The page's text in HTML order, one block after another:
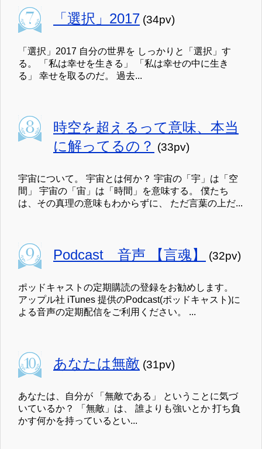
「選択」2017 (34pv)
「選択」2017 自分の世界を しっかりと「選択」す
る。 「私は幸せを生きる」 「私は幸せの中に生き
る」 幸せを取るのだ。 過去...
時空を超えるって意味、本当
に解ってるの？ (33pv)
宇宙について。 宇宙とは何か？ 宇宙の「宇」は「空
間」 宇宙の「宙」は「時間」を意味する。 僕たち
は、その真理の意味もわからずに、 ただ言葉の上だ...
Podcast 音声 【言魂】 (32pv)
ポッドキャストの定期購読の登録をお勧めします。
アップル社 iTunes 提供のPodcast(ポッドキャスト)に
よる音声の定期配信をご利用ください。 ...
あなたは無敵 (31pv)
あなたは、自分が 「無敵である」 ということに気づ
いているか？ 「無敵」は、 誰よりも強いとか 打ち負
かす何かを持っているとい...